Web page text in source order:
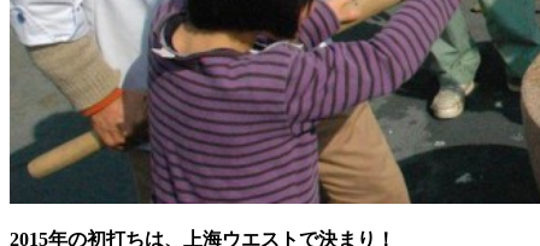
2015年の初打ちは、上海ウエストで決まり！